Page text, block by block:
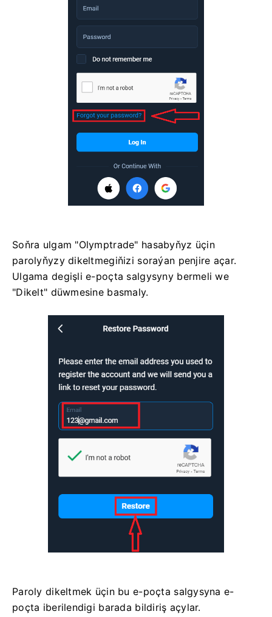
Soňra ulgam "Olymptrade" hasabyňyz üçin
parolyňyzy dikeltmegiňizi soraýan penjire açar.
Ulgama degişli e-poçta salgysyny bermeli we
"Dikelt" düwmesine basmaly.
Paroly dikeltmek üçin bu e-poçta salgysyna e-
poçta iberilendigi barada bildiriş açylar.